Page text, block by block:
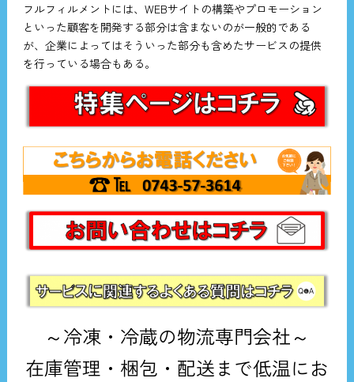
フルフィルメントには、WEBサイトの構築やプロモーション
といった顧客を開発する部分は含まないのが一般的である
が、企業によってはそういった部分も含めたサービスの提供
を行っている場合もある。
～冷凍・冷蔵の物流専門会社～
在庫管理・梱包・配送まで低温にお